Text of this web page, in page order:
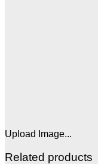
Upload Image...
Related products